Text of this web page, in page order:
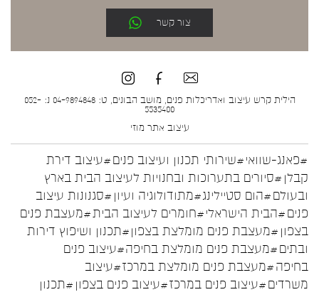
צור קשר
הילית קרש עיצוב ואדריכלות פנים, מושב הבונים, ט: 04-9894848 נ: 052-
5535400
עיצוב אתר מוזי
#פאנג-שוואי#שירותי תכנון ועיצוב פנים#עיצוב דירת
קבלן #סיורים בתערוכות ובחנויות לעיצוב הבית בארץ
ובעולם#הום סטיילינג#מתודולוגיה ועיון #סגנונות עיצוב
פנים#הבית הישראלי#חומרים לעיצוב הבית#מעצבת פנים
בצפון #מעצבת פנים מומלצת בצפון#תכנון ושיפוץ דירות
ובתים#מעצבת פנים מומלצת בחיפה#עיצוב פנים
בחיפה#מעצבת פנים מומלצת במרכז#עיצוב
משרדים#עיצוב פנים במרכז#עיצוב פנים בצפון #תכנון